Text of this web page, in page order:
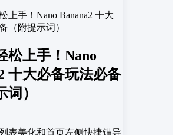
松上手！Nano
十大必备玩法必备
词）